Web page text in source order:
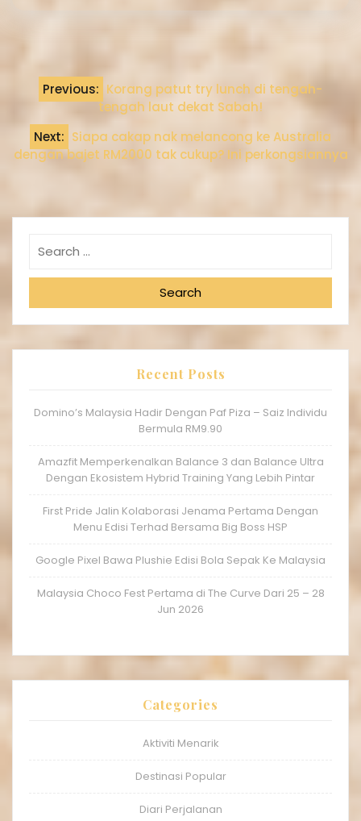
Previous: Korang patut try lunch di tengah-
tengah laut dekat Sabah!
Next: Siapa cakap nak melancong ke Australia
dengan bajet RM2000 tak cukup? Ini perkongsiannya
Search
Recent Posts
Domino’s Malaysia Hadir Dengan Paf Piza – Saiz Individu
Bermula RM9.90
Amazfit Memperkenalkan Balance 3 dan Balance Ultra
Dengan Ekosistem Hybrid Training Yang Lebih Pintar
First Pride Jalin Kolaborasi Jenama Pertama Dengan
Menu Edisi Terhad Bersama Big Boss HSP
Google Pixel Bawa Plushie Edisi Bola Sepak Ke Malaysia
Malaysia Choco Fest Pertama di The Curve Dari 25 – 28
Jun 2026
Categories
Aktiviti Menarik
Destinasi Popular
Diari Perjalanan